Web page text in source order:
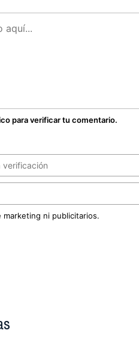
para verificar tu comentario.
ni publicitarios.